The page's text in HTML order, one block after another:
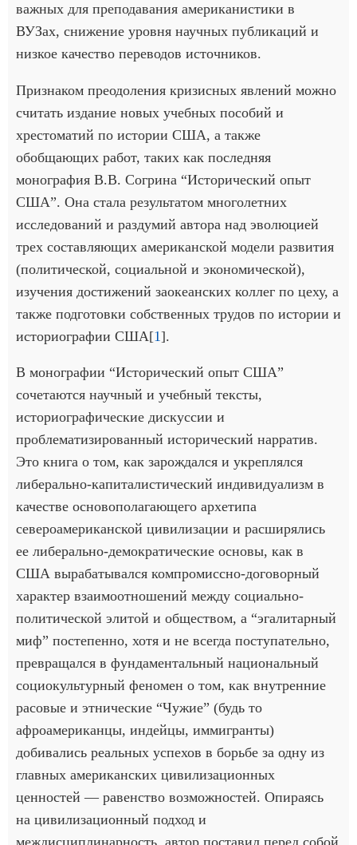
важных для преподавания американистики в
ВУЗах, снижение уровня научных публикаций и
низкое качество переводов источников.
Признаком преодоления кризисных явлений можно
считать издание новых учебных пособий и
хрестоматий по истории США, а также
обобщающих работ, таких как последняя
монография В.В. Согрина “Исторический опыт
США”. Она стала результатом многолетних
исследований и раздумий автора над эволюцией
трех составляющих американской модели развития
(политической, социальной и экономической),
изучения достижений заокеанских коллег по цеху, а
также подготовки собственных трудов по истории и
историографии США[1].
В монографии “Исторический опыт США”
сочетаются научный и учебный тексты,
историографические дискуссии и
проблематизированный исторический нарратив.
Это книга о том, как зарождался и укреплялся
либерально-капиталистический индивидуализм в
качестве основополагающего архетипа
североамериканской цивилизации и расширялись
ее либерально-демократические основы, как в
США вырабатывался компромиссно-договорный
характер взаимоотношений между социально-
политической элитой и обществом, а “эгалитарный
миф” постепенно, хотя и не всегда поступательно,
превращался в фундаментальный национальный
социокультурный феномен о том, как внутренние
расовые и этнические “Чужие” (будь то
афроамериканцы, индейцы, иммигранты)
добивались реальных успехов в борьбе за одну из
главных американских цивилизационных
ценностей — равенство возможностей. Опираясь
на цивилизационный подход и